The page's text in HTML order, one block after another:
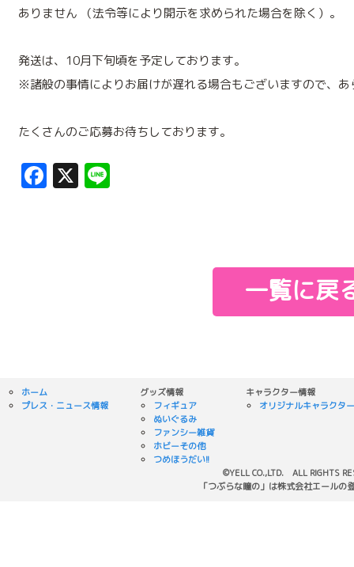
ありません （法令等により開示を求められた場合を除く）。
発送は、10月下旬頃を予定しております。
※諸般の事情によりお届けが遅れる場合もございますので、
たくさんのご応募お待ちしております。
Facebook
X Line
一覧に戻
ホーム
プレス・ニュース情報
グッズ情報
フィギュア
ぬいぐるみ
ファンシー雑貨
ホビーその他
つめほうだい!!
キャラクター情報
オリジナルキャラクター
©YELL CO.,LTD. ALL RIGHTS
「つぶらな瞳の」は株式会社エールの